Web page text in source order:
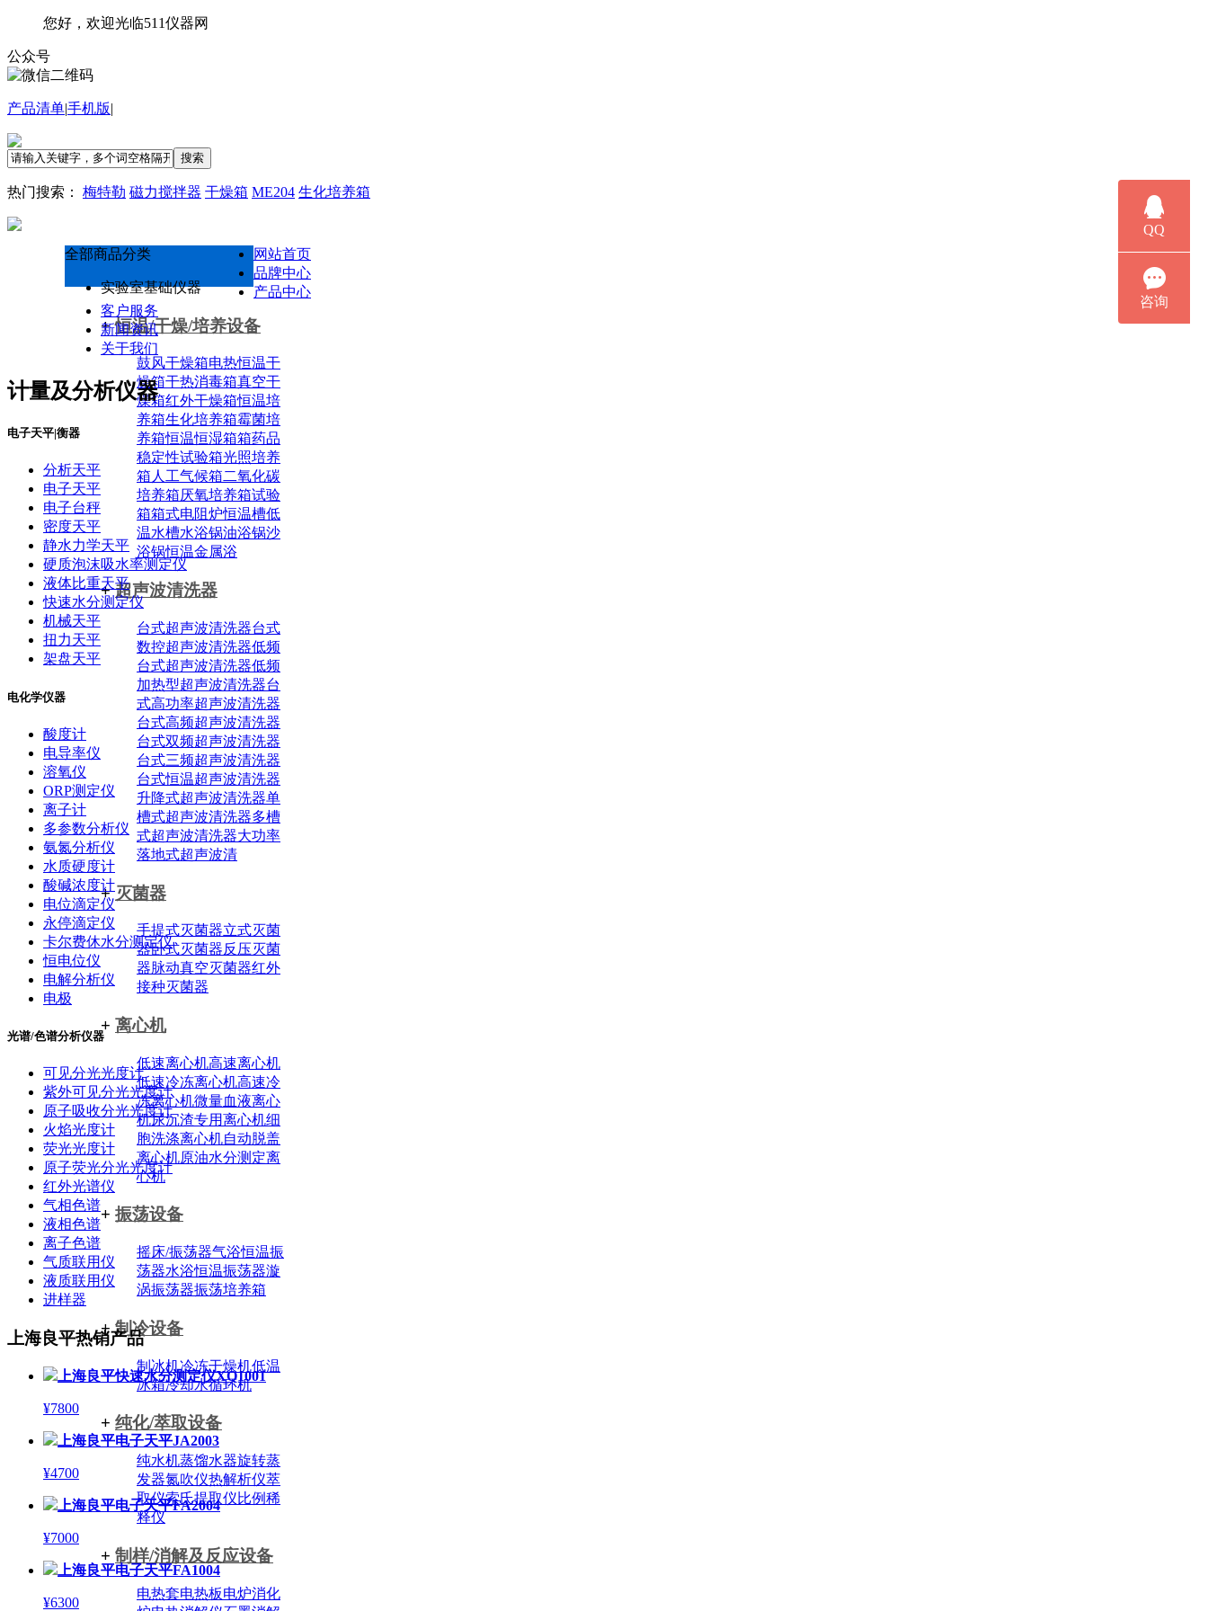
您好，欢迎光临511仪器网
公众号
产品清单|手机版|
搜索
热门搜索： 梅特勒 磁力搅拌器 干燥箱 ME204 生化培养箱
全部商品分类
实验室基础仪器
+恒温/干燥/培养设备
鼓风干燥箱电热恒温干
燥箱干热消毒箱真空干
燥箱红外干燥箱恒温培
养箱生化培养箱霉菌培
养箱恒温恒湿箱箱药品
稳定性试验箱光照培养
箱人工气候箱二氧化碳
培养箱厌氧培养箱试验
箱箱式电阻炉恒温槽低
温水槽水浴锅油浴锅沙
浴锅恒温金属浴
+超声波清洗器
台式超声波清洗器台式
数控超声波清洗器低频
台式超声波清洗器低频
加热型超声波清洗器台
式高功率超声波清洗器
台式高频超声波清洗器
台式双频超声波清洗器
台式三频超声波清洗器
台式恒温超声波清洗器
升降式超声波清洗器单
槽式超声波清洗器多槽
式超声波清洗器大功率
落地式超声波清
+灭菌器
手提式灭菌器立式灭菌
器卧式灭菌器反压灭菌
器脉动真空灭菌器红外
接种灭菌器
+ 离心机
低速离心机高速离心机
低速冷冻离心机高速冷
冻离心机微量血液离心
机尿沉渣专用离心机细
胞洗涤离心机自动脱盖
离心机原油水分测定离
心机
+ 振荡设备
摇床/振荡器气浴恒温振
荡器水浴恒温振荡器漩
涡振荡器振荡培养箱
+制冷设备
制冰机冷冻干燥机低温
冰箱冷却水循环机
+ 纯化/萃取设备
纯水机蒸馏水器旋转蒸
发器氮吹仪热解析仪萃
取仪索氏提取仪比例稀
释仪
+ 制样/消解及反应设备
电热套电热板电炉消化
网站首页
品牌中心
产品中心
客户服务
新闻资讯
关于我们
计量及分析仪器
电子天平|衡器
分析天平
电子天平
电子台秤
密度天平
静水力学天平
硬质泡沫吸水率测定仪
液体比重天平
快速水分测定仪
机械天平
扭力天平
架盘天平
电化学仪器
酸度计
电导率仪
溶氧仪
ORP测定仪
离子计
多参数分析仪
氨氮分析仪
水质硬度计
酸碱浓度计
电位滴定仪
永停滴定仪
卡尔费休水分测定仪
恒电位仪
电解分析仪
电极
光谱/色谱分析仪器
可见分光光度计
紫外可见分光光度计
原子吸收分光光度计
火焰光度计
荧光光度计
原子荧光分光光度计
红外光谱仪
气相色谱
液相色谱
离子色谱
气质联用仪
液质联用仪
进样器
上海良平热销产品
上海良平快速水分测定仪XQ1001
¥7800
上海良平电子天平JA2003
¥4700
上海良平电子天平FA2004
¥7000
上海良平电子天平FA1004
¥6300